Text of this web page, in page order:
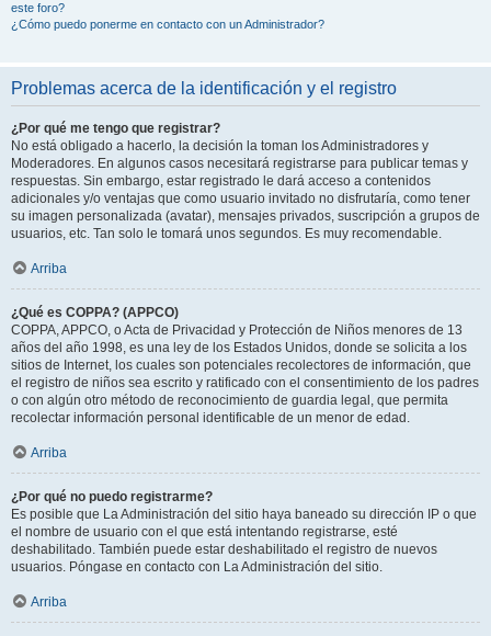
este foro?
¿Cómo puedo ponerme en contacto con un Administrador?
Problemas acerca de la identificación y el registro
¿Por qué me tengo que registrar?
No está obligado a hacerlo, la decisión la toman los Administradores y
Moderadores. En algunos casos necesitará registrarse para publicar temas y
respuestas. Sin embargo, estar registrado le dará acceso a contenidos
adicionales y/o ventajas que como usuario invitado no disfrutaría, como tener
su imagen personalizada (avatar), mensajes privados, suscripción a grupos de
usuarios, etc. Tan solo le tomará unos segundos. Es muy recomendable.
Arriba
¿Qué es COPPA? (APPCO)
COPPA, APPCO, o Acta de Privacidad y Protección de Niños menores de 13
años del año 1998, es una ley de los Estados Unidos, donde se solicita a los
sitios de Internet, los cuales son potenciales recolectores de información, que
el registro de niños sea escrito y ratificado con el consentimiento de los padres
o con algún otro método de reconocimiento de guardia legal, que permita
recolectar información personal identificable de un menor de edad.
Arriba
¿Por qué no puedo registrarme?
Es posible que La Administración del sitio haya baneado su dirección IP o que
el nombre de usuario con el que está intentando registrarse, esté
deshabilitado. También puede estar deshabilitado el registro de nuevos
usuarios. Póngase en contacto con La Administración del sitio.
Arriba